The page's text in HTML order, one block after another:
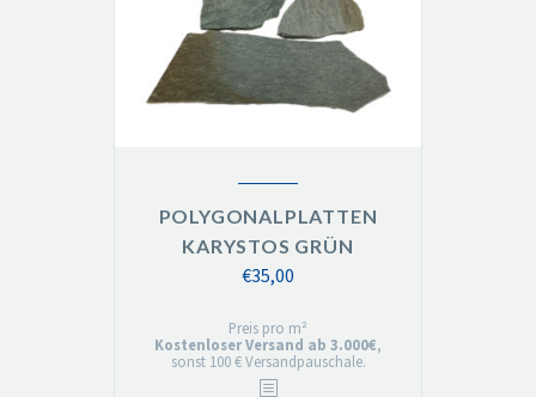
POLYGONALPLATTEN
KARYSTOS GRÜN
€35,00
Preis pro m²
Kostenloser Versand ab 3.000€,
sonst 100 € Versandpauschale.